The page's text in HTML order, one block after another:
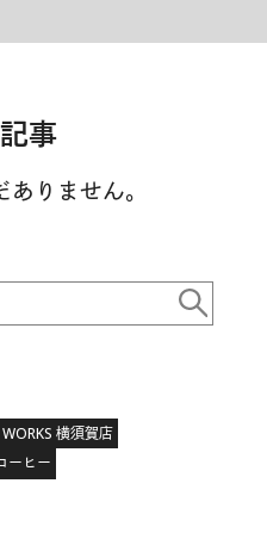
事
りません。
横須賀店
ーヒー